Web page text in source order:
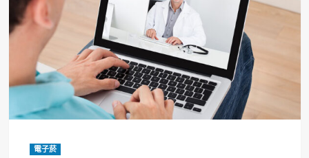
電子菸